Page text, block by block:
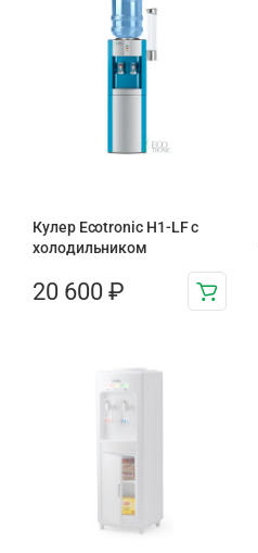
Кулер Ecotronic H1-LF с
холодильником
20 600 ₽